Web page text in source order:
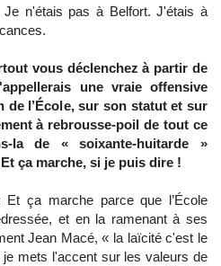
Je n'étais pas à Belfort. J'étais à
vous déclenchez à partir de
une vraie offensive
de l’École, sur son statut et sur
à rebrousse-poil de tout ce
la de « soixante-huitarde »
ça marche, si je puis dire !
Et ça marche parce que l’École
et en la ramenant à ses
Jean Macé, « la laïcité c'est le
mets l'accent sur les valeurs de